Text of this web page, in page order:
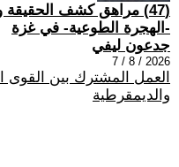
(47) مراهق كشف
-الهجرة الطوعية- في غزة
جدعون ليفي
2026 / 8 / 7
العمل المشترك بين القوى
والديمقرطية